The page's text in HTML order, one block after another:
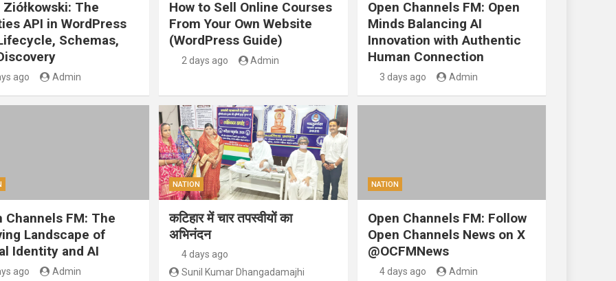
Ziółkowski: The
API in WordPress
Schemas,
ago Admin
How to Sell Online Courses
From Your Own Website
(WordPress Guide)
2 days ago Admin
Open Channels FM: Open
Minds Balancing AI
Innovation with Authentic
Human Connection
3 days ago Admin
Channels FM: The
Landscape of
Identity and AI
ago Admin
NATION
कटिहार में चार तपस्वीयों का
अभिनंदन
4 days ago
Sunil Kumar Dhangadamajhi
NATION
Open Channels FM: Follow
Open Channels News on X
@OCFMNews
4 days ago Admin